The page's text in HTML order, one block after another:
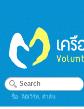
ชื่อ, คีย์เวิร์ด, คำค้น